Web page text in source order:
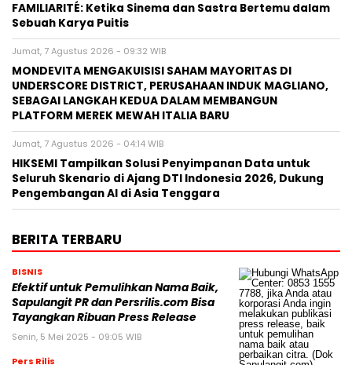
FAMILIARITÉ: Ketika Sinema dan Sastra Bertemu dalam
Sebuah Karya Puitis
Jumat, 7 Agustus 2026 - 09:32 WIB
MONDEVITA MENGAKUISISI SAHAM MAYORITAS DI
UNDERSCORE DISTRICT, PERUSAHAAN INDUK MAGLIANO,
SEBAGAI LANGKAH KEDUA DALAM MEMBANGUN
PLATFORM MEREK MEWAH ITALIA BARU
Jumat, 7 Agustus 2026 - 04:14 WIB
HIKSEMI Tampilkan Solusi Penyimpanan Data untuk
Seluruh Skenario di Ajang DTI Indonesia 2026, Dukung
Pengembangan AI di Asia Tenggara
BERITA TERBARU
BISNIS
Efektif untuk Pemulihkan Nama Baik,
Sapulangit PR dan Persrilis.com Bisa
Tayangkan Ribuan Press Release
Senin, 5 Mei 2025 - 09:05 WIB
Pers Rilis